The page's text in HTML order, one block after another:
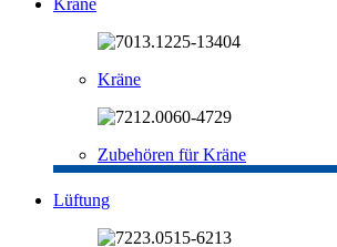
Kräne
Kräne
Zubehören für Kräne
Lüftung